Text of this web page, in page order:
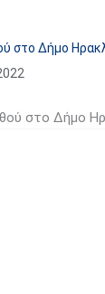
στο Δήμο
στο Δήμο